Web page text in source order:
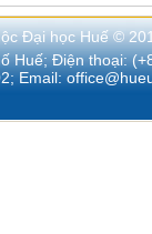
Đại học Huế ©
Huế; Điện thoại:
Email: